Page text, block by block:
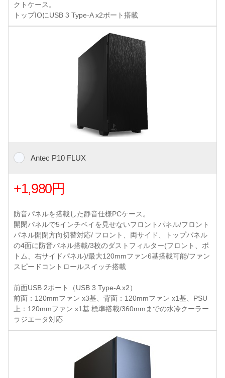
クトケース。
トップIOにUSB 3 Type-A x2ポート搭載
Antec P10 FLUX
+1,980円
防音パネルを搭載した静音仕様PCケース。
開閉パネルで5インチベイを見せないフロントパネル/フロント
パネル開閉方向切替対応/ フロント、両サイド、トップパネル
の4面に防音パネル搭載/3枚のダストフィルター(フロント、ボ
トム、右サイドパネル)/最大120mmファン6基搭載可能/ファン
スピードコントロールスイッチ搭載
前面USB 2ポート（USB 3 Type-A x2）
前面：120mmファン x3基、背面：120mmファン x1基、PSU
上：120mmファン x1基 標準搭載/360mmまでの水冷クーラー
ラジエータ対応